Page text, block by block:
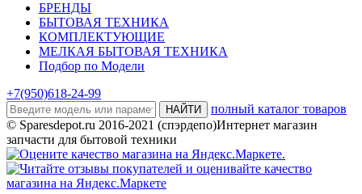
БРЕНДЫ
БЫТОВАЯ ТЕХНИКА
КОМПЛЕКТУЮЩИЕ
МЕЛКАЯ БЫТОВАЯ ТЕХНИКА
Подбор по Модели
+7(950)618-24-99
НАЙТИ
полный каталог товаров
© Sparesdepot.ru 2016-2021 (спэрдепо)Интернет магазин
запчасти для бытовой техники